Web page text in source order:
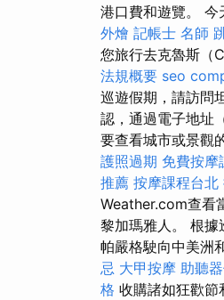
港口費和遊覽。 今
外燴 記帳士 名師
您旅行去克魯斯（
法規概要 seo
巡遊假期，請訪問
認，通過電子地址
要查看城市或景觀
護照過期 免費按摩
推薦 按摩課程台北
Weather.com查看
黎加瑪雅人。 根據
帕嚴格駛向中美洲
忌 大甲按摩 助聽
格 收購諸如狂歡節